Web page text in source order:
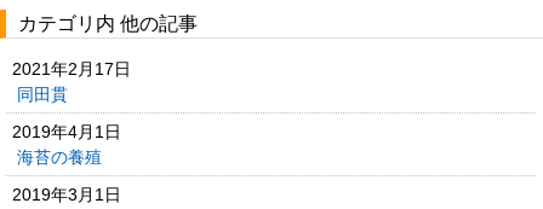
カテゴリ内 他の記事
2021年2月17日
同田貫
2019年4月1日
海苔の養殖
2019年3月1日